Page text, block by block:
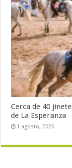
Cerca de 40
de La Esperanza
1 agosto, 2026